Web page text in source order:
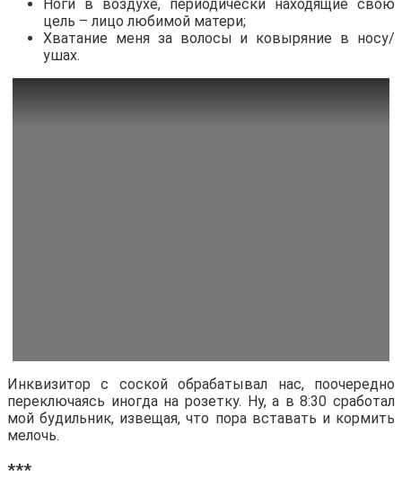
Ноги в воздухе, периодически находящие свою
цель – лицо любимой матери;
Хватание меня за волосы и ковыряние в носу/
ушах.
Инквизитор с соской обрабатывал нас, поочередно
переключаясь иногда на розетку. Ну, а в 8:30 сработал
мой будильник, извещая, что пора вставать и кормить
мелочь.
***